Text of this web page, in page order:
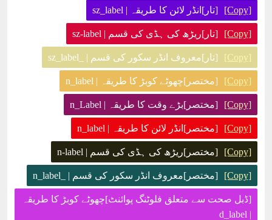
[تار]انڈر لائن کا طریقہ | sz_label [Copy]
[تار]ریڑھ کی ہڈی کی قسم | sz-label [Copy]
[تار]معروف انڈر سکور کی قسم | _sz_label [Copy]
[مختصر]چھوٹے کوبڑ کا طریقہ | n_label [Copy]
[مختصر]بڑے وقت کا طریقہ | n_Label [Copy]
[مختصر]انڈر لائن کا طریقہ | n_label [Copy]
[مختصر]ریڑھ کی ہڈی کی قسم | n-label [Copy]
[مختصر]معروف انڈر سکور کی قسم | _n_label [Copy]
[ڈبل صحت سے متعلق فلوٹنگ پوائنٹ]چھوٹے کوبڑ کا طریقہ
| d_label